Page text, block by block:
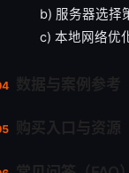
b) 服务器选择
c) 本地网络优